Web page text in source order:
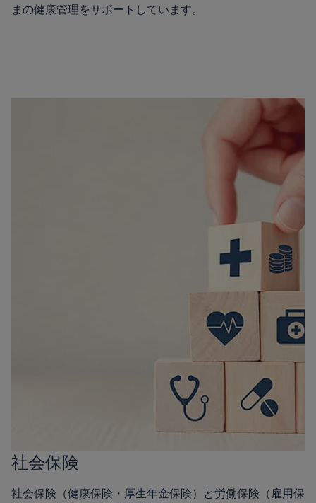
まの健康管理をサポートしています。
社会保険
社会保険（健康保険・厚生年金保険）と労働保険（雇用保